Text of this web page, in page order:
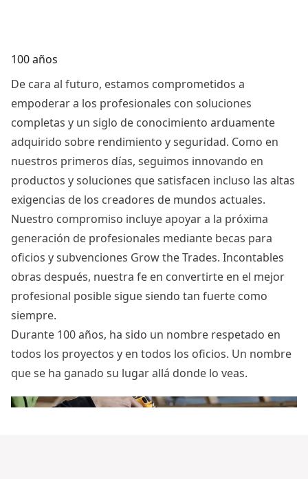
100 años
De cara al futuro, estamos comprometidos a
empoderar a los profesionales con soluciones
completas y un siglo de conocimiento arduamente
adquirido sobre rendimiento y seguridad. Como en
nuestros primeros días, seguimos innovando en
productos y soluciones que satisfacen incluso las altas
exigencias de los creadores de mundos actuales.
Nuestro compromiso incluye apoyar a la próxima
generación de profesionales mediante becas para
oficios y subvenciones Grow the Trades. Incontables
obras después, nuestra fe en convertirte en el mejor
profesional posible sigue siendo tan fuerte como
siempre.
Durante 100 años, ha sido un nombre respetado en
todos los proyectos y en todos los oficios. Un nombre
que se ha ganado su lugar allá donde lo veas.